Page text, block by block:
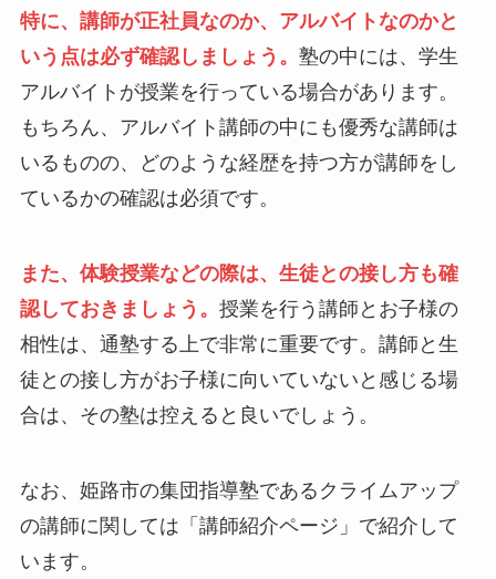
特に、講師が正社員なのか、アルバイトなのかと
いう点は必ず確認しましょう。 塾の中には、学生
アルバイトが授業を行っている場合があります。
もちろん、アルバイト講師の中にも優秀な講師は
いるものの、どのような経歴を持つ方が講師をし
ているかの確認は必須です。
また、体験授業などの際は、生徒との接し方も確
認しておきましょう。 授業を行う講師とお子様の
相性は、通塾する上で非常に重要です。講師と生
徒との接し方がお子様に向いていないと感じる場
合は、その塾は控えると良いでしょう。
なお、姫路市の集団指導塾であるクライムアップ
の講師に関しては「講師紹介ページ」で紹介して
います。